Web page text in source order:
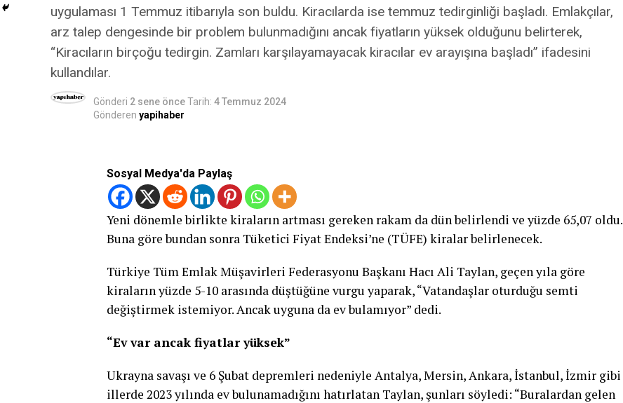
uygulaması 1 Temmuz itibarıyla son buldu. Kiracılarda ise temmuz tedirginliği başladı. Emlakçılar,
arz talep dengesinde bir problem bulunmadığını ancak fiyatların yüksek olduğunu belirterek,
“Kiracıların birçoğu tedirgin. Zamları karşılayamayacak kiracılar ev arayışına başladı” ifadesini
kullandılar.
Gönderi 2 sene önceTarih: 4 Temmuz 2024
Gönderen yapihaber
Sosyal Medya'da Paylaş
Yeni dönemle birlikte kiraların artması gereken rakam da dün belirlendi ve yüzde 65,07 oldu.
Buna göre bundan sonra Tüketici Fiyat Endeksi’ne (TÜFE) kiralar belirlenecek.
Türkiye Tüm Emlak Müşavirleri Federasyonu Başkanı Hacı Ali Taylan, geçen yıla göre
kiraların yüzde 5-10 arasında düştüğüne vurgu yaparak, “Vatandaşlar oturduğu semti
değiştirmek istemiyor. Ancak uyguna da ev bulamıyor” dedi.
“Ev var ancak fiyatlar yüksek”
Ukrayna savaşı ve 6 Şubat depremleri nedeniyle Antalya, Mersin, Ankara, İstanbul, İzmir gibi
illerde 2023 yılında ev bulunamadığını hatırlatan Taylan, şunları söyledi: “Buralardan gelen